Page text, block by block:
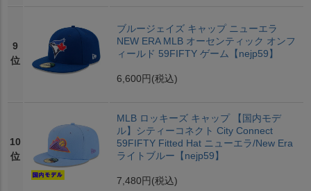
9
位
ブルージェイズ キャップ ニューエラ
NEW ERA MLB オーセンティック オンフ
ィールド 59FIFTY ゲーム【nejp59】
6,600円 (税込)
10
位
MLB ロッキーズ キャップ 【国内モデ
ル】シティーコネクト City Connect
59FIFTY Fitted Hat ニューエラ/New Era
ライトブルー【nejp59】
7,480円 (税込)